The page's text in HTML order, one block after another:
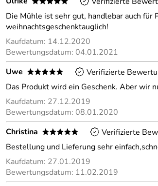
Die Mühle ist sehr gut, handlebar auch für
weihnachtsgeschenktauglich!
Kaufdatum: 14.12.2020
Bewertungsdatum: 04.01.2021
Uwe
*****
Verifizierte
Das Produkt wird ein Geschenk. Aber wir
Kaufdatum: 27.12.2019
Bewertungsdatum: 08.01.2020
Christina
*****
Verifizierte
Bestellung und Lieferung sehr
Kaufdatum: 27.01.2019
Bewertungsdatum: 11.02.2019